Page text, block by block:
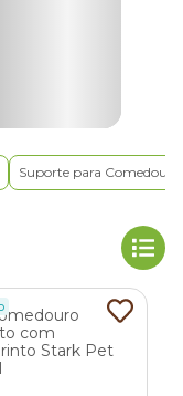
formato circular
servido.
importância desse
têm um papel
de vida dos
Suporte para